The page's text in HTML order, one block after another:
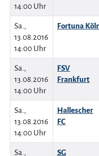
14:00 Uhr
Sa.,
13.08.2016
14:00 Uhr
Fortuna
Sa.,
13.08.2016
14:00 Uhr
FSV
Frankfurt
Sa.,
13.08.2016
14:00 Uhr
Hallescher
FC
Sa.,
SG